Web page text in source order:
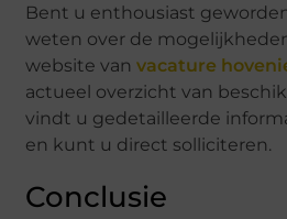
Bent u enthousiast
weten over de
website vanvacature
actueel overzicht van
vindt u gedetailleerde
en kunt u direct solliciteren.
Conclusie